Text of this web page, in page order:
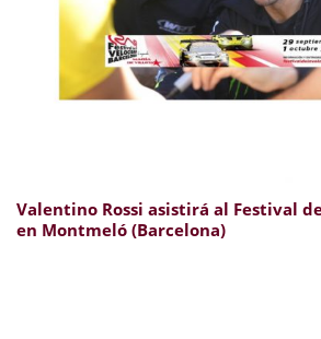
Valentino Rossi asistirá al Festival
en Montmeló (Barcelona)